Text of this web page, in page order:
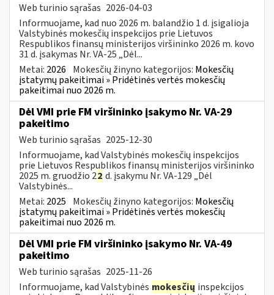
Web turinio sąrašas 2026-04-03
Informuojame, kad nuo 2026 m. balandžio 1 d. įsigalioja
Valstybinės mokesčių inspekcijos prie Lietuvos
Respublikos finansų ministerijos viršininko 2026 m. kovo
31 d. įsakymas Nr. VA-25 „Dėl...
Metai: 2026 Mokesčių žinyno kategorijos: Mokesčių
įstatymų pakeitimai » Pridėtinės vertės mokesčių
pakeitimai nuo 2026 m.
Dėl VMI prie FM viršininko įsakymo Nr. VA-29
pakeitimo
Web turinio sąrašas 2025-12-30
Informuojame, kad Valstybinės mokesčių inspekcijos
prie Lietuvos Respublikos finansų ministerijos viršininko
2025 m. gruodžio 22 d. įsakymu Nr. VA-129 „Dėl
Valstybinės...
Metai: 2025 Mokesčių žinyno kategorijos: Mokesčių
įstatymų pakeitimai » Pridėtinės vertės mokesčių
pakeitimai nuo 2026 m.
Dėl VMI prie FM viršininko įsakymo Nr. VA-49
pakeitimo
Web turinio sąrašas 2025-11-26
Informuojame, kad Valstybinės mokesčių inspekcijos